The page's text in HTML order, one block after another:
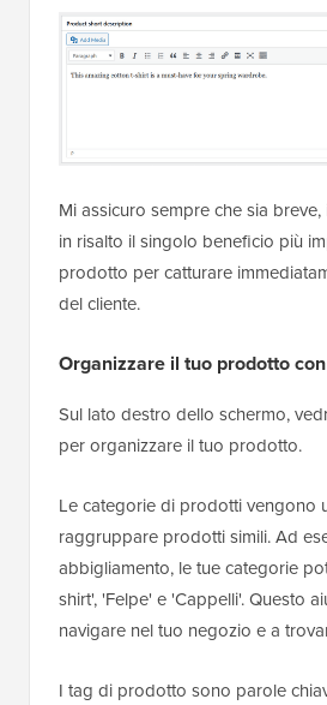
Mi assicuro sempre che sia
in risalto il singolo beneficio più
prodotto per catturare
del cliente.
Organizzare il tuo prodotto
Sul lato destro dello schermo,
per organizzare il tuo prodotto.
Le categorie di prodotti vengono
raggruppare prodotti simili. Ad
abbigliamento, le tue categorie
shirt', 'Felpe' e 'Cappelli'. Questo
navigare nel tuo negozio e a
I tag di prodotto sono parole